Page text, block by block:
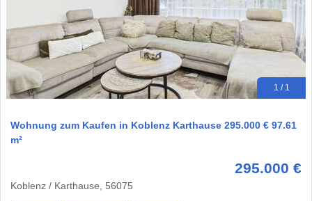
1 / 1
Wohnung zum Kaufen in Koblenz Karthause 295.000 € 97.61
m²
295.000 €
Koblenz / Karthause, 56075